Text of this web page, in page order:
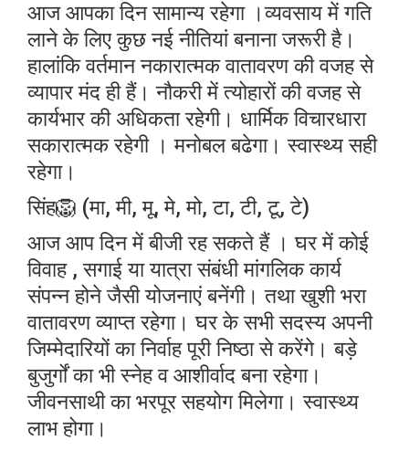
आज आपका दिन सामान्य रहेगा ।व्यवसाय में गति
लाने के लिए कुछ नई नीतियां बनाना जरूरी है।
हालांकि वर्तमान नकारात्मक वातावरण की वजह से
व्यापार मंद ही हैं। नौकरी में त्योहारों की वजह से
कार्यभार की अधिकता रहेगी। धार्मिक विचारधारा
सकारात्मक रहेगी । मनोबल बढेगा। स्वास्थ्य सही
रहेगा।
सिंह🦁 (मा, मी, मू, मे, मो, टा, टी, टू, टे)
आज आप दिन में बीजी रह सकते हैं । घर में कोई
विवाह , सगाई या यात्रा संबंधी मांगलिक कार्य
संपन्न होने जैसी योजनाएं बनेंगी। तथा खुशी भरा
वातावरण व्याप्त रहेगा। घर के सभी सदस्य अपनी
जिम्मेदारियों का निर्वाह पूरी निष्ठा से करेंगे। बड़े
बुजुर्गों का भी स्नेह व आशीर्वाद बना रहेगा।
जीवनसाथी का भरपूर सहयोग मिलेगा। स्वास्थ्य
लाभ होगा।